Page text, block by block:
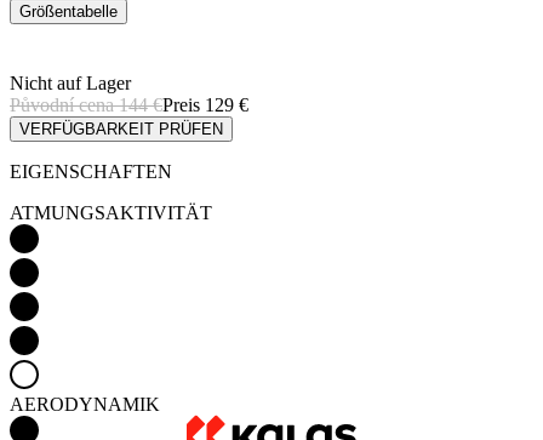
Größentabelle
Nicht auf Lager
Preis 129 €
Původní cena144 €
VERFÜGBARKEIT PRÜFEN
EIGENSCHAFTEN
ATMUNGSAKTIVITÄT
AERODYNAMIK